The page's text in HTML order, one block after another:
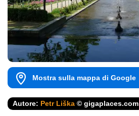
Mostra sulla mappa di Google
Autore: Petr Liška © gigaplaces.com